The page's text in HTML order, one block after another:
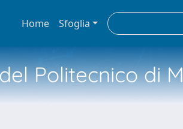
Home Sfoglia
Politecnico di